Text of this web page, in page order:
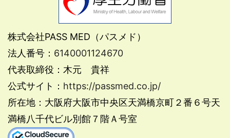
株式会社PASS MED（パスメド）
法人番号： 6140001124670
代表取締役：木元 貴祥
公式サイト： https://passmed.co.jp/
所在地：大阪府大阪市中央区天満橋京町２番６号天
満橋八千代ビル別館７階Ａ号室